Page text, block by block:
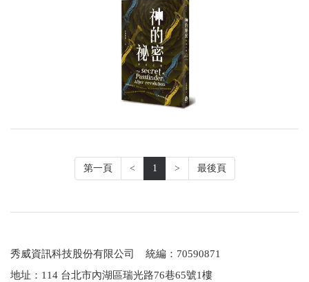
第一頁 < 1 > 最後頁
秀威資訊科技股份有限公司 統編：70590871
地址：114 台北市內湖區瑞光路76巷65號1樓